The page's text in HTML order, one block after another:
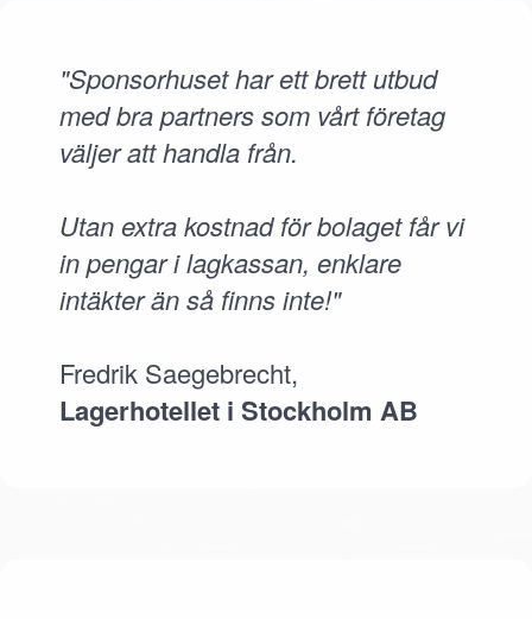
"Sponsorhuset har ett brett utbud
med bra partners som vårt företag
väljer att handla från.
Utan extra kostnad för bolaget får vi
in pengar i lagkassan, enklare
intäkter än så finns inte!"
Fredrik Saegebrecht,
Lagerhotellet i Stockholm AB